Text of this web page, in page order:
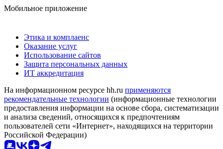
Мобильное приложение
Этика и комплаенс
Оказание услуг
Использование сайтов
Защита персональных данных
ИТ аккредитация
На информационном ресурсе hh.ru применяются
рекомендательные технологии (информационные технологии
предоставления информации на основе сбора, систематизации
и анализа сведений, относящихся к предпочтениям
пользователей сети «Интернет», находящихся на территории
Российской Федерации)